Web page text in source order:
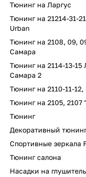
Тюнинг на Ларгус
Тюнинг на 21214-31-21 Нива 4х4,
Urban
Тюнинг на 2108, 09, 099 Лада
Самара
Тюнинг на 2114-13-15 Лада
Самара 2
Тюнинг на 2110-
Тюнинг на 2105,
Тюнинг
Декоративный
Спортивные зеркала
Тюнинг салона
Насадки на глушитель